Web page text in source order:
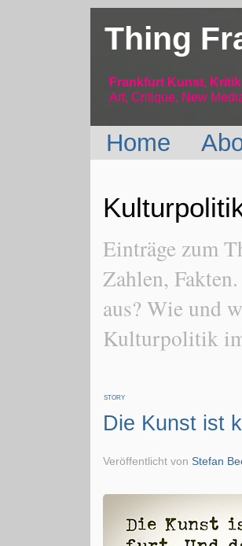
Thing
Frankfurt Kunst,
Art, Critique, New
Home
Einträge zum
Zahlen,
aus? Wie und
Kulturpolitik
STORY
Die Kunst ist
Veröffentlicht vonStefan